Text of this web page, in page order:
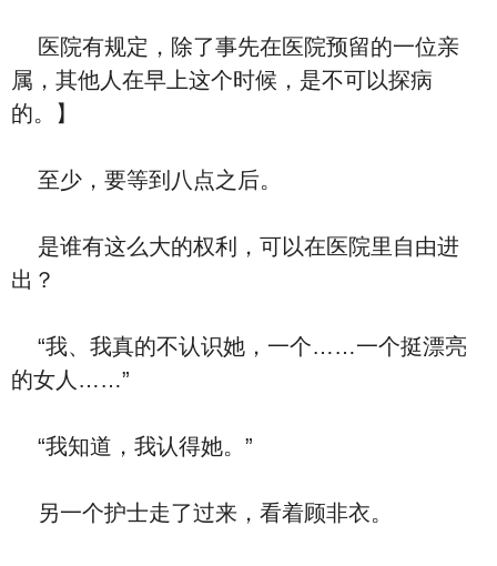
医院有规定，除了事先在医院预留的一位亲
属，其他人在早上这个时候，是不可以探病
的。】
至少，要等到八点之后。
是谁有这么大的权利，可以在医院里自由进
出？
“我、我真的不认识她，一个……一个挺漂亮
的女人……”
“我知道，我认得她。”
另一个护士走了过来，看着顾非衣。